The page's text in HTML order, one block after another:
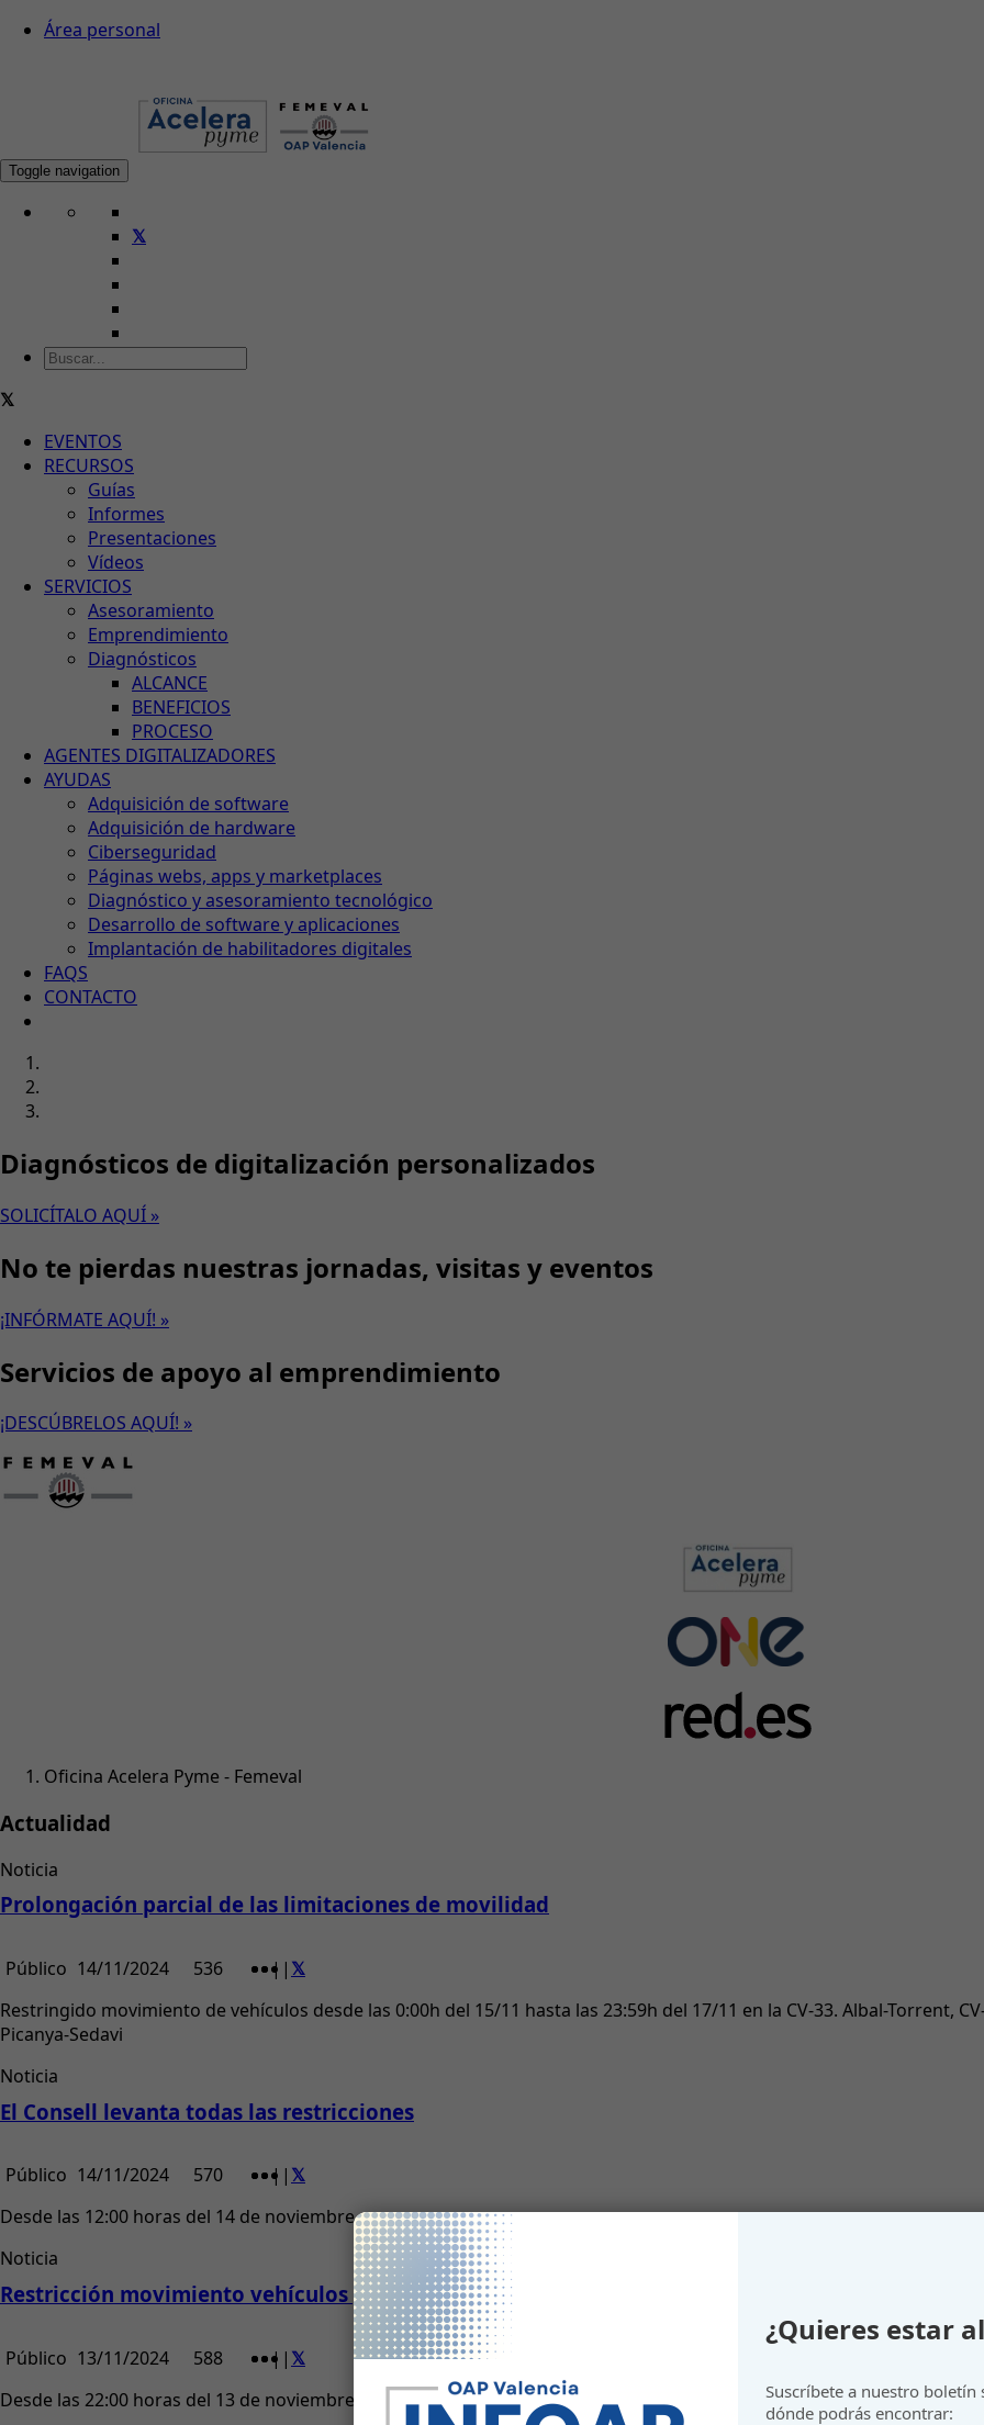
Área personal
Toggle navigation
EVENTOS
RECURSOS
Guías
Informes
Presentaciones
Vídeos
SERVICIOS
Asesoramiento
Emprendimiento
Diagnósticos
ALCANCE
BENEFICIOS
PROCESO
AGENTES DIGITALIZADORES
AYUDAS
Adquisición de software
Adquisición de hardware
Ciberseguridad
Páginas webs, apps y marketplaces
Diagnóstico y asesoramiento tecnológico
Desarrollo de software y aplicaciones
Implantación de habilitadores digitales
FAQS
CONTACTO
Diagnósticos de digitalización personalizados
SOLICÍTALO AQUÍ »
No te pierdas nuestras jornadas, visitas y eventos
¡INFÓRMATE AQUÍ! »
Servicios de apoyo al emprendimiento
¡DESCÚBRELOS AQUÍ! »
Oficina Acelera Pyme - Femeval
Actualidad
Noticia
Prolongación parcial de las limitaciones de movilidad
Público 14/11/2024 536 | |
Restringido movimiento de vehículos desde las 0:00h del 15/11 hasta las 23:59h del 17/11 en la CV-33. Albal-Torrent,
Picanya-Sedavi
Noticia
El Consell levanta todas las restricciones
Público 14/11/2024 570 | |
Desde las 12:00 horas del 14 de noviembre.
Noticia
Restricción movimiento vehículos y suspensión actividades educativas
Público 13/11/2024 588 | |
Desde las 22:00 horas del 13 de noviembre hasta las 23:59 horas del día 14 de noviembre.
¿Quieres estar
Suscríbete a nuestro boletín
dónde podrás encontrar: